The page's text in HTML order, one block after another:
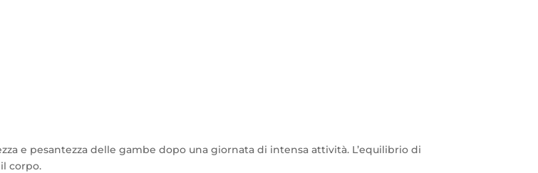
e pesantezza delle gambe dopo una giornata di intensa attività. L’equilibrio di
corpo.